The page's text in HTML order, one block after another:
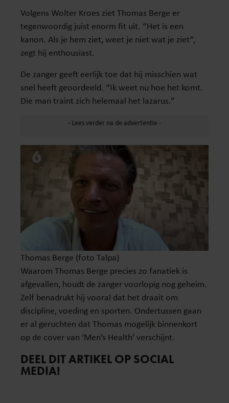
Volgens Wolter Kroes ziet Thomas Berge er
tegenwoordig juist enorm fit uit. “Het is een
kanon. Als je hem ziet, weet je niet wat je ziet”,
zegt hij enthousiast.
De zanger geeft eerlijk toe dat hij misschien wat
snel heeft geoordeeld. “Ik weet nu hoe het komt.
Die man traint zich helemaal het lazarus.”
Thomas Berge (foto Talpa)
Waarom Thomas Berge precies zo fanatiek is
afgevallen, houdt de zanger voorlopig nog geheim.
Zelf benadrukt hij vooral dat het draait om
discipline, voeding en sporten. Ondertussen gaan
er al geruchten dat Thomas mogelijk binnenkort
op de cover van ‘Men’s Health’ verschijnt.
DEEL DIT ARTIKEL OP SOCIAL
MEDIA!